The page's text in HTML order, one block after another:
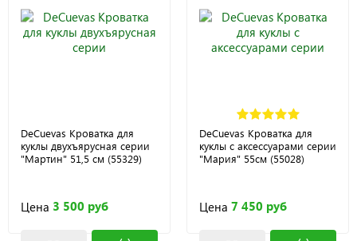
DeCuevas Кроватка для
куклы двухъярусная серии
"Мартин" 51,5 см (55329)
Цена 3 500 руб
DeCuevas Кроватка для
куклы с аксессуарами серии
"Мария" 55см (55028)
Цена 7 450 руб